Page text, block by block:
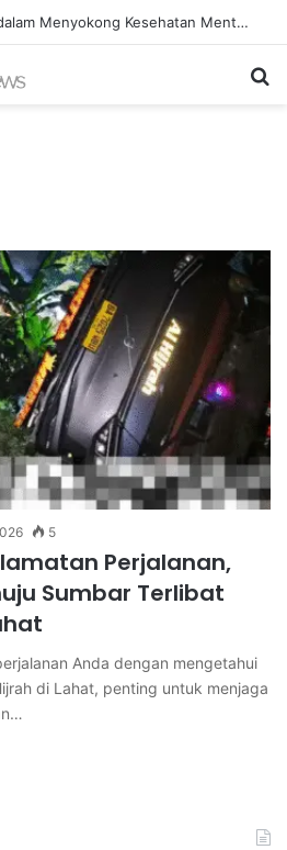
Peran Aktivitas Alam dalam Menyokong Kesehatan Mental dan Menenangkan Pikiran di Masa Sulit
5
Perjalanan,
Sumbar Terlibat
Anda dengan mengetahui
di Lahat, penting untuk menjaga